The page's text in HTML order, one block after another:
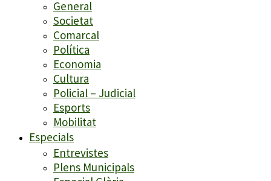
General
Societat
Comarcal
Política
Economia
Cultura
Policial – Judicial
Esports
Mobilitat
Especials
Entrevistes
Plens Municipals